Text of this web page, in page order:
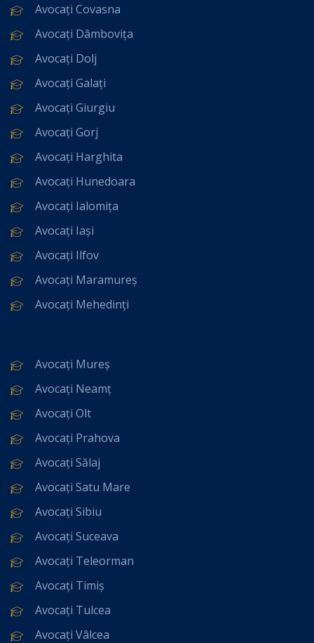
Avocați Covasna
Avocați Dâmbovița
Avocați Dolj
Avocați Galați
Avocați Giurgiu
Avocați Gorj
Avocați Harghita
Avocați Hunedoara
Avocați Ialomița
Avocați Iași
Avocați Ilfov
Avocați Maramureș
Avocați Mehedinți
Avocați Mureș
Avocați Neamț
Avocați Olt
Avocați Prahova
Avocați Sălaj
Avocați Satu Mare
Avocați Sibiu
Avocați Suceava
Avocați Teleorman
Avocați Timiș
Avocați Tulcea
Avocați Vâlcea